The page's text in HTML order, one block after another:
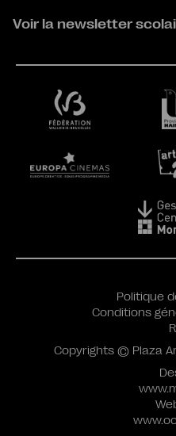
Voir la newsletter
Politique
Conditions
Copyrights © Plaza